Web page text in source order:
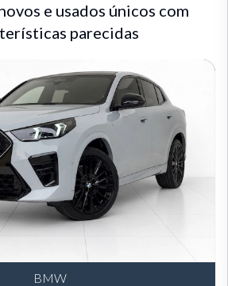
e usados únicos com
parecidas
BMW